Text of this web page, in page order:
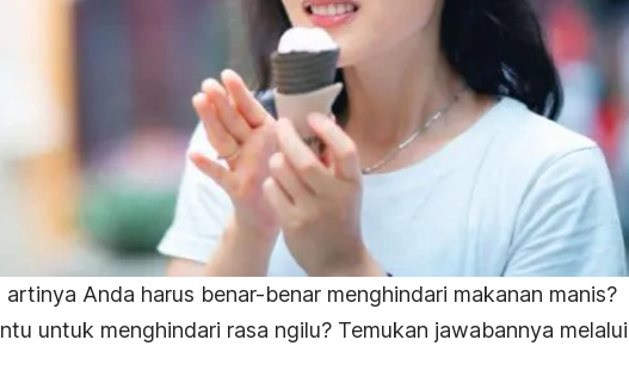
Anda harus benar-benar menghindari makanan manis?
untuk menghindari rasa ngilu? Temukan jawabannya melalui